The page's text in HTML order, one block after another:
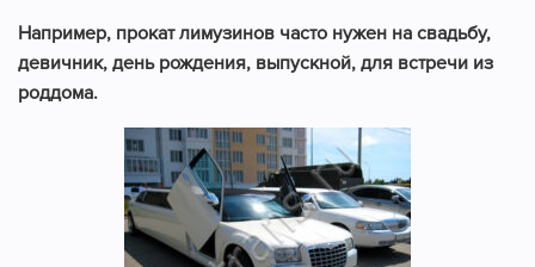
Например, прокат лимузинов часто нужен на свадьбу,
девичник, день рождения, выпускной, для встречи из
роддома.